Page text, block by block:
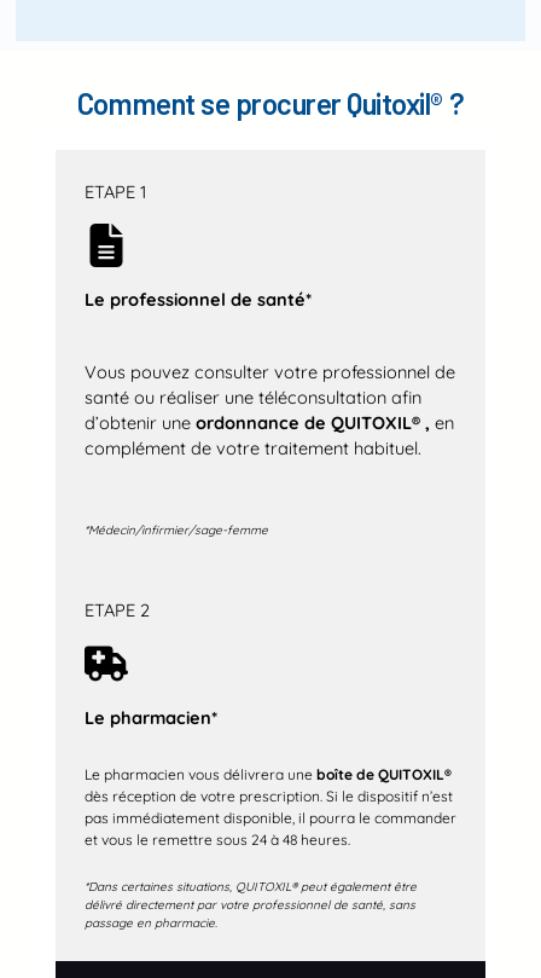
Comment se procurer Quitoxil® ?
ETAPE 1
Le professionnel de santé*
Vous pouvez consulter votre professionnel de
santé ou réaliser une téléconsultation afin
d’obtenir une ordonnance de QUITOXIL® , en
complément de votre traitement habituel.
*Médecin/infirmier/sage-femme
ETAPE 2
Le pharmacien*
Le pharmacien vous délivrera une boîte de QUITOXIL®
dès réception de votre prescription. Si le dispositif n’est
pas immédiatement disponible, il pourra le commander
et vous le remettre sous 24 à 48 heures.
*Dans certaines situations, QUITOXIL® peut également être
délivré directement par votre professionnel de santé, sans
passage en pharmacie.